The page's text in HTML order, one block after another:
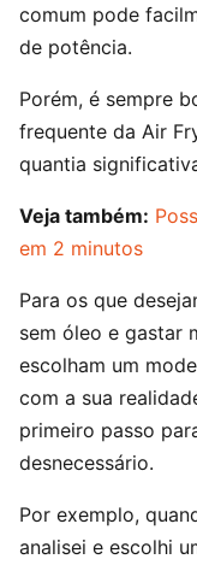
comum pode
de potência.
Porém, é sempre
frequente da Air
quantia
Veja também:
em 2 minutos
Para os que
sem óleo e gastar
escolham um
com a sua
primeiro passo
desnecessário.
Por exemplo,
analisei e escolhi